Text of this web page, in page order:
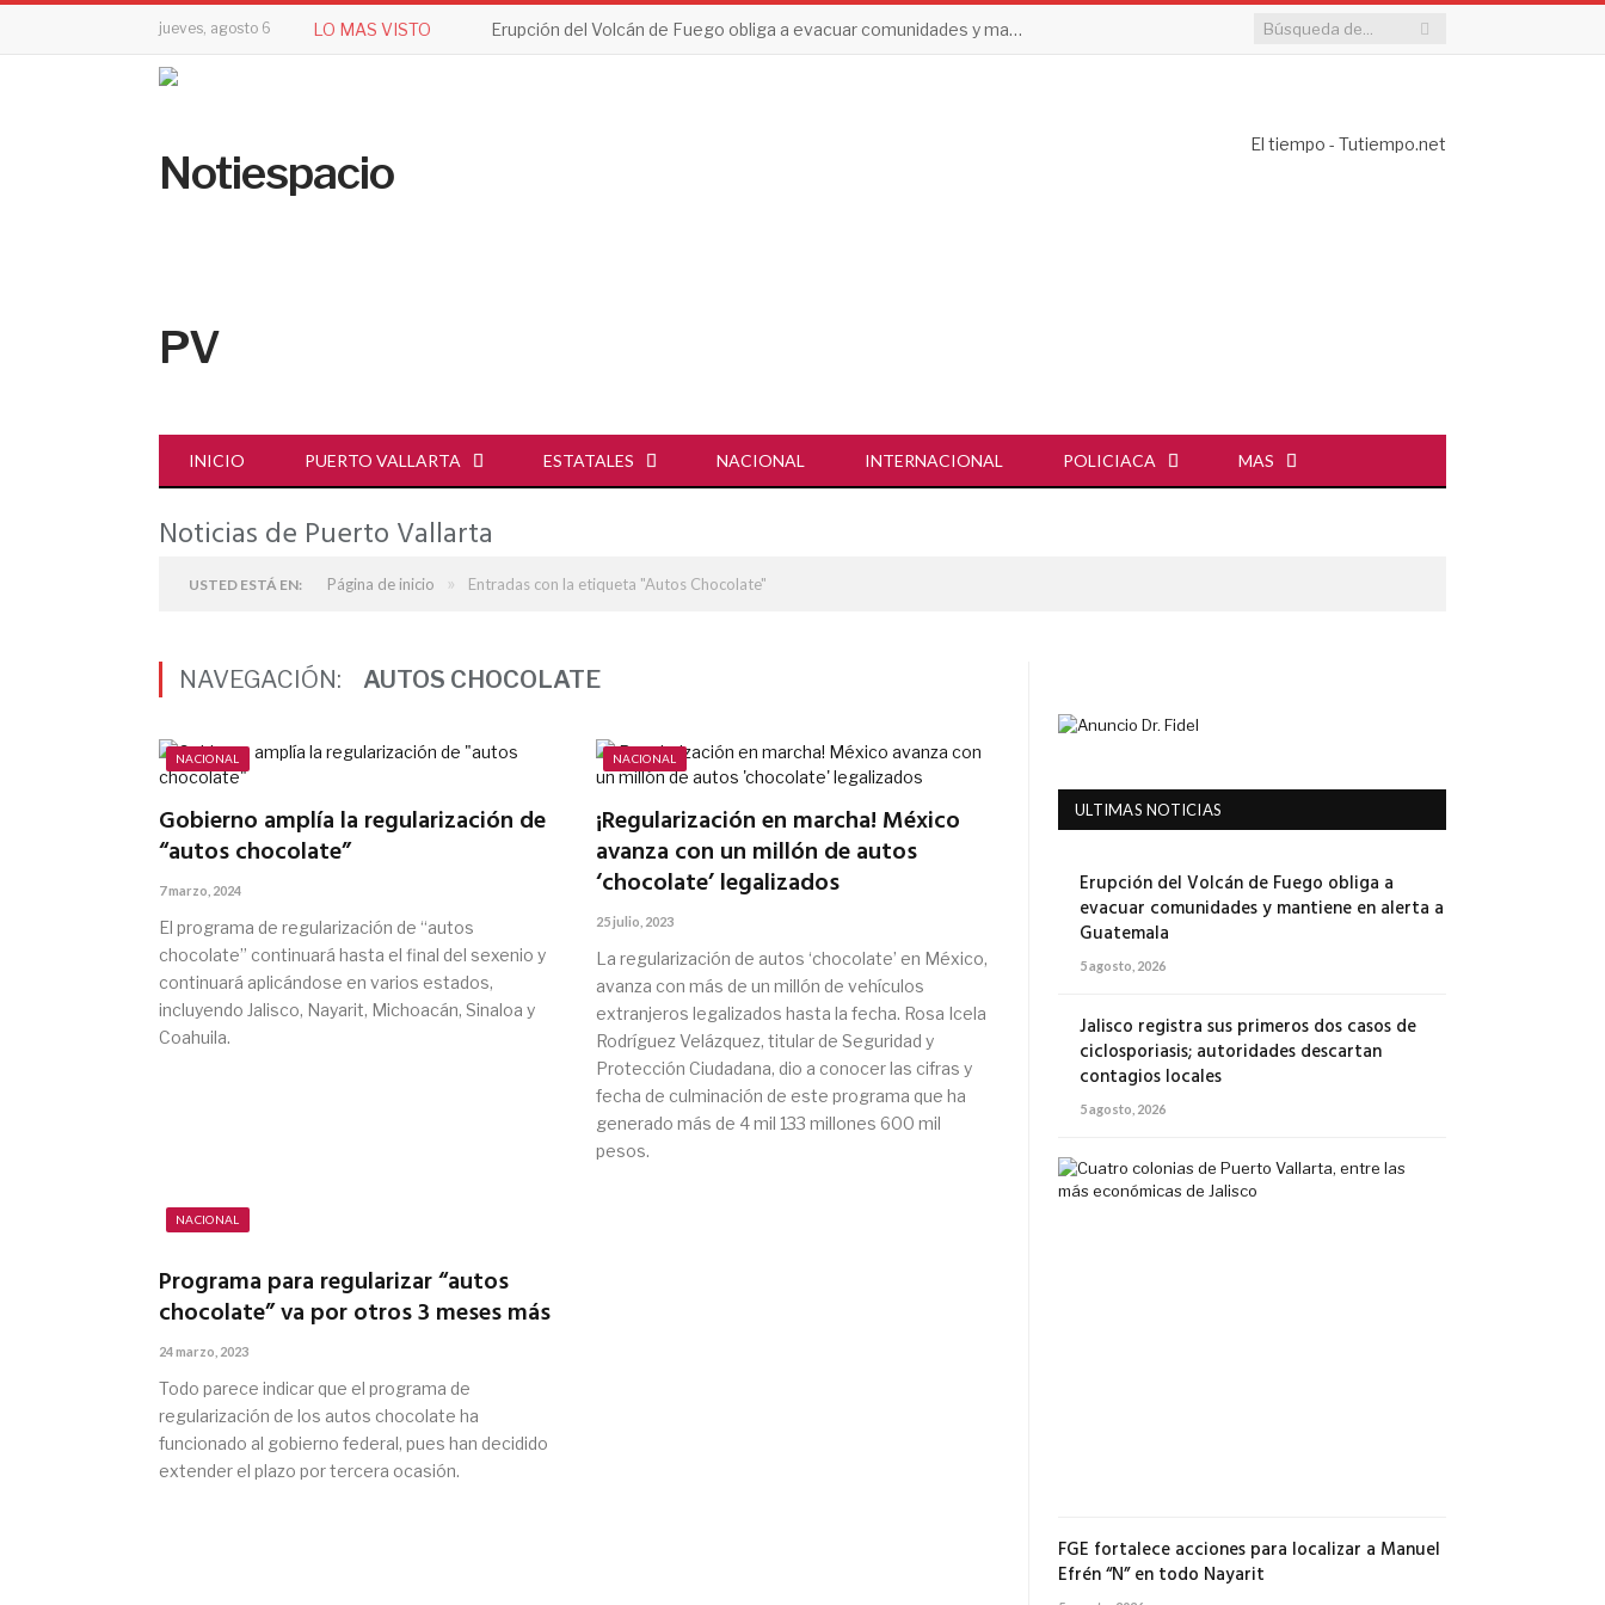
jueves, agosto 6 LO MAS VISTO Erupción del Volcán de Fuego obliga a evacuar comunidades y mantiene en alerta a Guatemala
El tiempo - Tutiempo.net
INICIO PUERTO VALLARTA ESTATALES NACIONAL INTERNACIONAL POLICIACA MAS
Noticias de Puerto Vallarta
USTED ESTÁ EN: Página de inicio » Entradas con la etiqueta "Autos Chocolate"
NAVEGACIÓN: AUTOS CHOCOLATE
NACIONAL
Gobierno amplía la regularización de
“autos chocolate”
7 marzo, 2024
El programa de regularización de “autos
chocolate” continuará hasta el final del sexenio y
continuará aplicándose en varios estados,
incluyendo Jalisco, Nayarit, Michoacán, Sinaloa y
Coahuila.
NACIONAL
¡Regularización en marcha! México
avanza con un millón de autos
‘chocolate’ legalizados
25 julio, 2023
La regularización de autos ‘chocolate’ en México,
avanza con más de un millón de vehículos
extranjeros legalizados hasta la fecha. Rosa Icela
Rodríguez Velázquez, titular de Seguridad y
Protección Ciudadana, dio a conocer las cifras y
fecha de culminación de este programa que ha
generado más de 4 mil 133 millones 600 mil
pesos.
NACIONAL
Programa para regularizar “autos
chocolate” va por otros 3 meses más
24 marzo, 2023
Todo parece indicar que el programa de
regularización de los autos chocolate ha
funcionado al gobierno federal, pues han decidido
extender el plazo por tercera ocasión.
ULTIMAS NOTICIAS
Erupción del Volcán de Fuego obliga a
evacuar comunidades y mantiene en alerta a
Guatemala
5 agosto, 2026
Jalisco registra sus primeros dos casos de
ciclosporiasis; autoridades descartan
contagios locales
5 agosto, 2026
FGE fortalece acciones para localizar a Manuel
Efrén “N” en todo Nayarit